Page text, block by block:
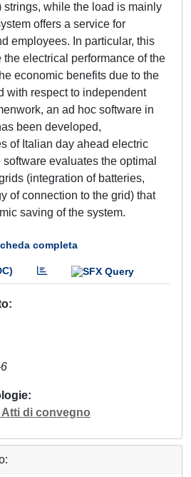
strings, while the load is mainly
offers a service for
employees. In particular, this
electrical performance of the
economic benefits due to the
with respect to independent
an ad hoc software in
been developed,
of Italian day ahead electric
evaluates the optimal
(integration of batteries,
of connection to the grid) that
saving of the system.
completa
di convegno